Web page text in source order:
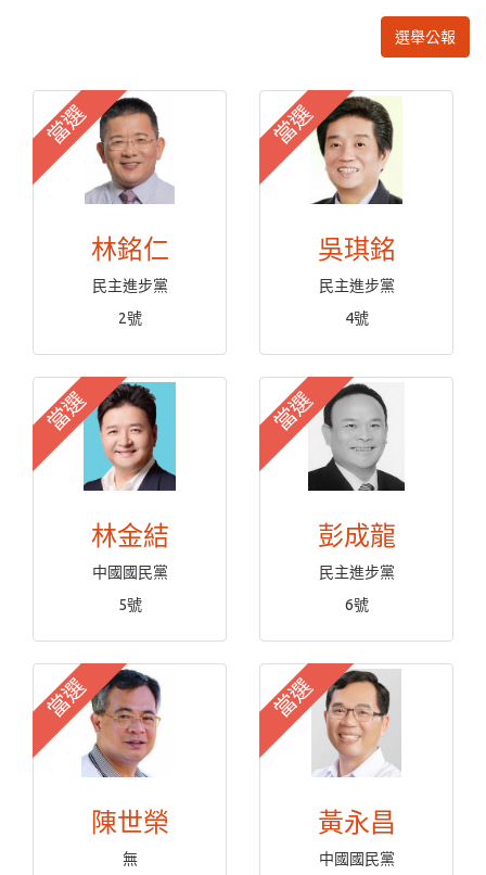
選舉公報
當選
林銘仁
民主進步黨
2號
當選
吳琪銘
民主進步黨
4號
當選
林金結
中國國民黨
5號
當選
彭成龍
民主進步黨
6號
當選
陳世榮
無
當選
黃永昌
中國國民黨